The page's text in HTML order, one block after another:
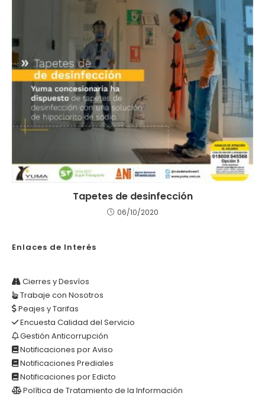
Tapetes de desinfección
06/10/2020
Enlaces de Interés
Cierres y Desvíos
Trabaje con Nosotros
Peajes y Tarifas
Encuesta Calidad del Servicio
Gestión Anticorrupción
Notificaciones por Aviso
Notificaciones Prediales
Notificaciones por Edicto
Política de Tratamiento de la Información